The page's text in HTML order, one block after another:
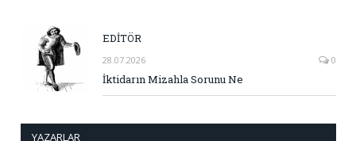
EDİTÖR
28.07.2026 0
İktidarın Mizahla Sorunu Ne
YAZARLAR